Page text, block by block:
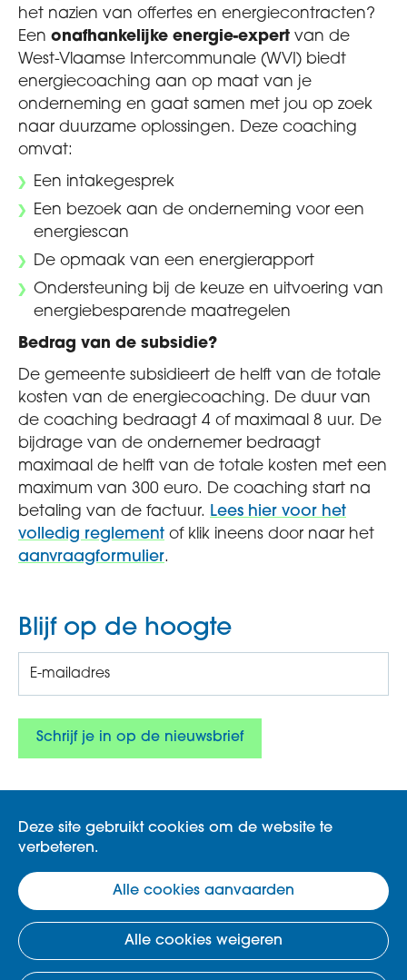
het nazien van offertes en energiecontracten?
Een onafhankelijke energie-expert van de
West-Vlaamse Intercommunale (WVI) biedt
energiecoaching aan op maat van je
onderneming en gaat samen met jou op zoek
naar duurzame oplossingen. Deze coaching
omvat:
Een intakegesprek
Een bezoek aan de onderneming voor een
energiescan
De opmaak van een energierapport
Ondersteuning bij de keuze en uitvoering van
energiebesparende maatregelen
Bedrag van de subsidie?
De gemeente subsidieert de helft van de totale
kosten van de energiecoaching. De duur van
de coaching bedraagt 4 of maximaal 8 uur. De
bijdrage van de ondernemer bedraagt
maximaal de helft van de totale kosten met een
maximum van 300 euro. De coaching start na
betaling van de factuur. Lees hier voor het
volledig reglement of klik ineens door naar het
aanvraagformulier.
Blijf op de hoogte
Gemeente Koksijde, Zeelaan 303, 8670
Koksijde.klimaat@koksijde.be Disclaimer.
Cookies
Deze site gebruikt cookies om de website te
verbeteren.
Alle cookies weigeren
Alle cookies aanvaarden